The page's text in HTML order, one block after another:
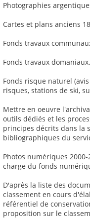
Photographies
Cartes et plans anciens
Fonds travaux
Fonds travaux domaniaux.
Fonds risque naturel
risques, stations de ski,
Mettre en oeuvre
outils dédiés et les
principes décrits dans la
bibliographiques du
Photos numériques
charge du fonds
D'après la liste des
classement en cours
référentiel de
proposition sur le